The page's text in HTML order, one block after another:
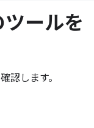
ールを
認します。